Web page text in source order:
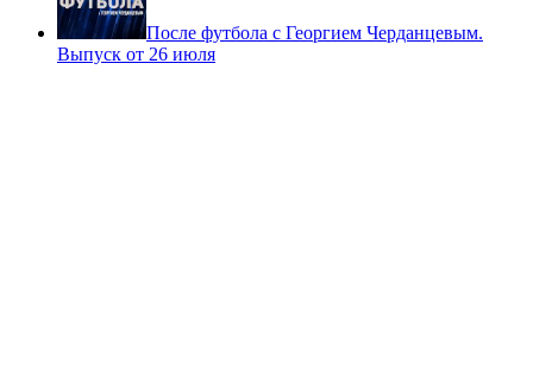
После футбола с Георгием Черданцевым.
Выпуск от 26 июля